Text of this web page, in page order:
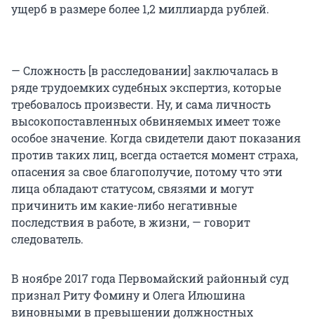
ущерб в размере более 1,2 миллиарда рублей.
— Сложность [в расследовании] заключалась в
ряде трудоемких судебных экспертиз, которые
требовалось произвести. Ну, и сама личность
высокопоставленных обвиняемых имеет тоже
особое значение. Когда свидетели дают показания
против таких лиц, всегда остается момент страха,
опасения за свое благополучие, потому что эти
лица обладают статусом, связями и могут
причинить им какие-либо негативные
последствия в работе, в жизни, — говорит
следователь.
В ноябре 2017 года Первомайский районный суд
признал Риту Фомину и Олега Илюшина
виновными в превышении должностных